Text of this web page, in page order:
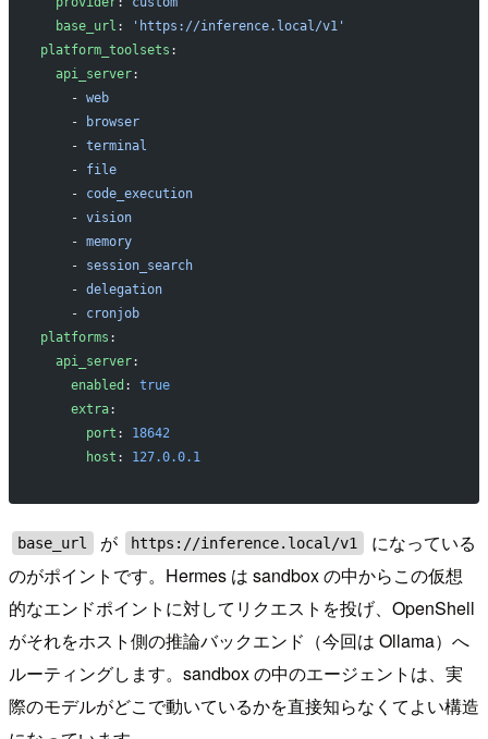
  base_url
:
'https://inference.local/v1'
platform_toolsets :
  api_server
:
    -
web
    -
browser
    -
terminal
    -
file
    -
code_execution
    -
vision
    -
memory
    -
session_search
    -
delegation
    -
cronjob
platforms :
  api_server
:
    enabled
: true
    extra
:
      port
: 18642
      host
: 127.0.0.1
base_url が https://inference.local/v1
になっている
のがポイントです。Hermes は sandbox の中からこの仮想
的なエンドポイントに対してリクエストを投げ、OpenShell
がそれをホスト側の推論バックエンド（今回は Ollama）へ
ルーティングします。sandbox の中のエージェントは、実
際のモデルがどこで動いているかを直接知らなくてよい構造